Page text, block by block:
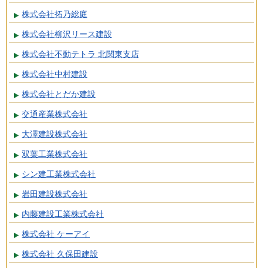
株式会社拓乃総庭
株式会社柳沢リース建設
株式会社不動テトラ 北関東支店
株式会社中村建設
株式会社とだか建設
交通産業株式会社
大澤建設株式会社
双葉工業株式会社
シン建工業株式会社
岩田建設株式会社
内藤建設工業株式会社
株式会社 ケーアイ
株式会社 久保田建設